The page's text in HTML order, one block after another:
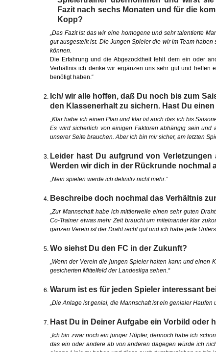
Fazit nach sechs Monaten und für die
Kopp?
„Das Fazit ist das wir eine homogene und sehr talentierte
gut ausgestellt ist. Die Jungen Spieler die wir im Team
können.
Die Erfahrung und die Abgezocktheit fehlt dem ein oder
Verhältnis ich denke wir ergänzen uns sehr gut und helfen
benötigt haben.“
Ich/ wir alle hoffen, daß Du noch bis zum
den Klassenerhalt zu sichern. Hast Du
„Klar habe ich einen Plan und klar ist auch das ich bis
Es wird sicherlich von einigen Faktoren abhängig sein
unserer Seite brauchen. Aber ich bin mir sicher, am letzten
Leider hast Du aufgrund von
Werden wir dich in der Rückrunde nochmal
„Nein spielen werde ich definitiv nicht mehr.“
Beschreibe doch nochmal das Verhältnis
„Zur Mannschaft habe ich mittlerweile einen sehr guten
Co-Trainer etwas mehr Zeit braucht um miteinander klar
ganzen Verein ist der Draht recht gut und ich habe jede
Wo siehst Du den FC in der Zukunft?
„Wenn der Verein die jungen Spieler halten kann und einen
gesicherten Mittelfeld der Landesliga sehen.“
Warum ist es für jeden Spieler interessant
„Die Anlage ist genial, die Mannschaft ist ein genialer
Hast Du in Deiner Aufgabe ein Vorbild oder
„Ich bin zwar noch ein junger Hüpfer, dennoch habe ich
das ein oder andere ab von anderen dagegen würde ich